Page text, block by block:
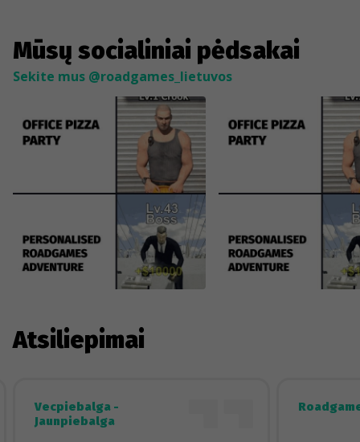
Mūsų socialiniai pėdsakai
Sekite mus @roadgames_lietuvos
Atsiliepimai
Vecpiebalga -
Jaunpiebalga